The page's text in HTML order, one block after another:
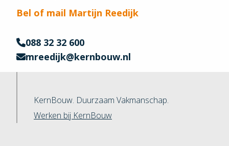
Bel of mail Martijn Reedijk
088 32 32 600
mreedijk@kernbouw.nl
KernBouw. Duurzaam Vakmanschap.
Werken bij KernBouw